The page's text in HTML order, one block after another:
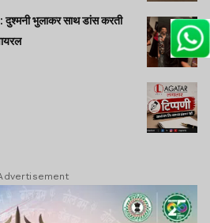
भुलाकर साथ डांस करती